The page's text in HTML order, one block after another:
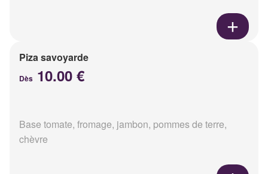
Piza savoyarde
Dès 10.00 €
Base tomate, fromage, jambon, pommes de terre,
chèvre